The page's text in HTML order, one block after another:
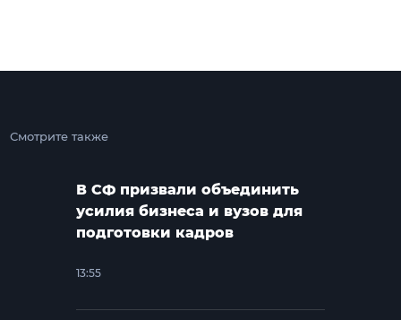
Смотрите также
В СФ призвали объединить
усилия бизнеса и вузов для
подготовки кадров
13:55